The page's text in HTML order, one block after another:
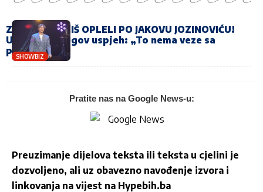
SHOWBIZ
ZORICA I KEMIŠ OPLELI PO JAKOVU JOZINOVIĆU!
Udarili na njegov uspjeh: „To nema veze sa
pjevanjem!“
Pratite nas na Google News-u:
Preuzimanje dijelova teksta ili teksta u cjelini je
dozvoljeno, ali uz obavezno navođenje izvora i
linkovanja na vijest na Hypebih.ba